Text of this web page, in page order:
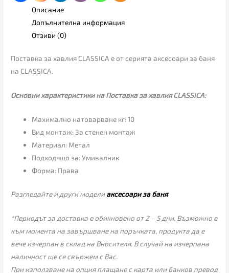
Описание
Допълнителна информация
Отзиви (0)
Поставка за хавлия CLASSICA е от серията аксесоари за баня
на CLASSICA.
Основни характеристики на Поставка за хавлия CLASSICA:
Mахимално натоварване кг: 10
Вид монтаж: За стенен монтаж
Материал: Метал
Подходящо за: Умивалник
Форма: Права
Разгледайте и други моделиаксесоари за баня
*Периодът за доставка е обикновено от 2 – 5 дни. Възможно е
към момента на завършване на поръчката, продукта да е
вече изчерпан в склад на Вносителя. В случай на изчерпана
наличност ще се свържем с Вас.
При използване на опция плащане с карта или банков превод